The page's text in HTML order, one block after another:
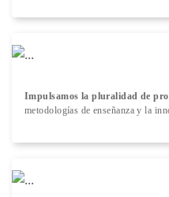
Impulsamos la pluralidad de
metodologías de enseñanza y la